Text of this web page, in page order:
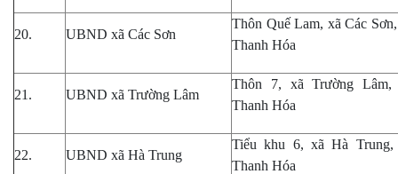
20. UBND xã Các Sơn
Thôn Quế Lam, xã Các
Thanh Hóa
21. UBND xã Trường Lâm
Thôn 7, xã Trường Lâm,
Thanh Hóa
22. UBND xã Hà Trung
Tiểu khu 6, xã Hà Trung,
Thanh Hóa